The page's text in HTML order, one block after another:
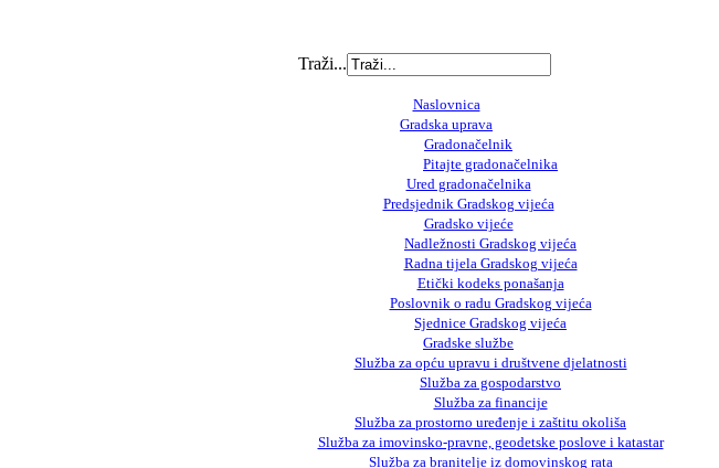
Traži...
Naslovnica
Gradska uprava
Gradonačelnik
Pitajte gradonačelnika
Ured gradonačelnika
Predsjednik Gradskog vijeća
Gradsko vijeće
Nadležnosti Gradskog vijeća
Radna tijela Gradskog vijeća
Etički kodeks ponašanja
Poslovnik o radu Gradskog vijeća
Sjednice Gradskog vijeća
Gradske službe
Služba za opću upravu i društvene djelatnosti
Služba za gospodarstvo
Služba za financije
Služba za prostorno uređenje i zaštitu okoliša
Služba za imovinsko-pravne, geodetske poslove i katastar
Služba za branitelje iz domovinskog rata